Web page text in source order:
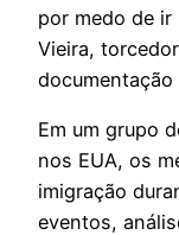
por medo de ir
Vieira,
documentação
Em um grupo
nos EUA, os
imigração
eventos,